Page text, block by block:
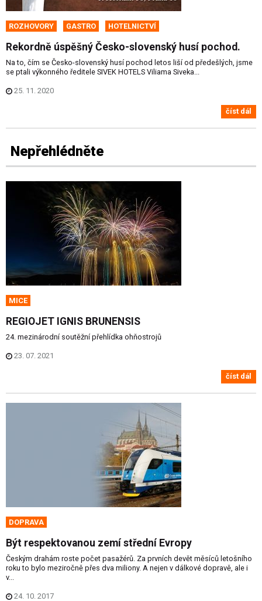
ROZHOVORY GASTRO HOTELNICTVÍ
Rekordně úspěšný Česko-slovenský husí pochod.
Na to, čím se Česko-slovenský husí pochod letos liší od předešlých, jsme
se ptali výkonného ředitele SIVEK HOTELS Viliama Siveka...
25. 11. 2020
číst dál
Nepřehlédněte
MICE
REGIOJET IGNIS BRUNENSIS
24. mezinárodní soutěžní přehlídka ohňostrojů
23. 07. 2021
číst dál
DOPRAVA
Být respektovanou zemí střední Evropy
Českým drahám roste počet pasažérů. Za prvních devět měsíců letošního
roku to bylo meziročně přes dva miliony. A nejen v dálkové dopravě, ale i
v...
24. 10. 2017